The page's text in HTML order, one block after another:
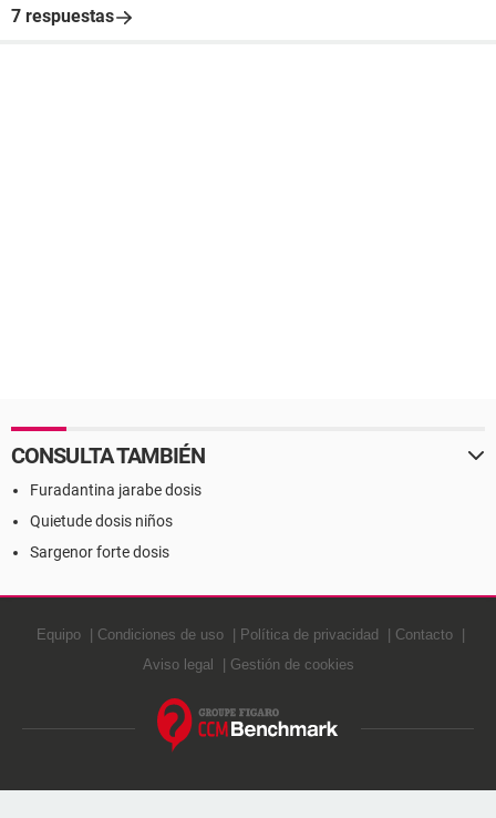
7 respuestas
CONSULTA TAMBIÉN
Furadantina jarabe dosis
Quietude dosis niños
Sargenor forte dosis
Equipo Condiciones de uso Política de privacidad
Contacto
Aviso legal
Gestión de cookies